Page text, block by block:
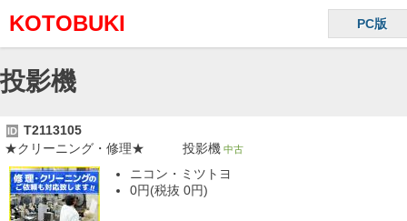
KOTOBUKI PC版
投影機
ID T2113105
★クリーニング・修理★ 投影機 中古
ニコン・ミツトヨ
0円(税抜 0円)